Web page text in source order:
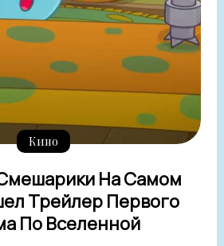
Кино
На Самом
Трейлер Первого
По Вселенной